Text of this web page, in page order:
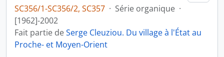
SC356/1-SC356/2, SC357 · Série organique ·
[1962]-2002
Fait partie deSerge Cleuziou. Du village à l'État au
Proche- et Moyen-Orient